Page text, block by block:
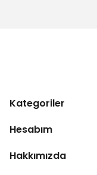
Kategoriler
Hesabım
Hakkımızda